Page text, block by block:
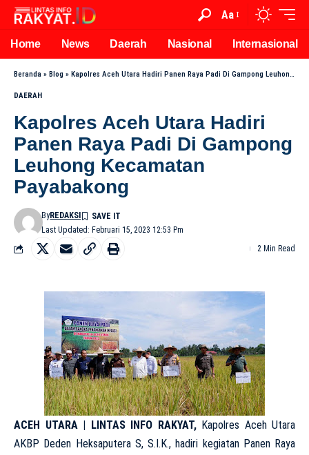
Aa
Home News Daerah Nasional Internasional
Beranda » Blog » Kapolres Aceh Utara Hadiri Panen Raya Padi Di Gampong Leuhong Kecamatan Payabakong
DAERAH
Kapolres Aceh Utara Hadiri
Panen Raya Padi Di Gampong
Leuhong Kecamatan
Payabakong
Last Updated: Februari 15, 2023 12:53 Pm
ByREDAKSI
2 Min Read
ACEH UTARA | LINTAS INFO RAKYAT, Kapolres Aceh Utara
AKBP Deden Heksaputera S, S.I.K., hadiri kegiatan Panen Raya